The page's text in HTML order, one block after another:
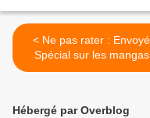
< Ne pas rater : Envoyé
Spécial sur les mangas
Hébergé par Overblog